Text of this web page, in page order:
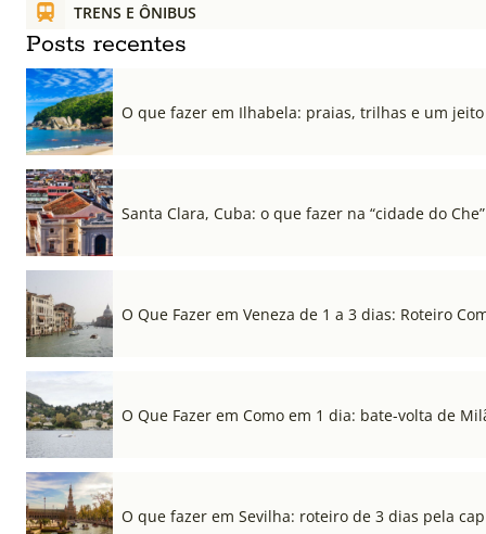
TRENS E ÔNIBUS
Posts recentes
O que fazer em Ilhabela: praias, trilhas e um
Santa Clara, Cuba: o que fazer na “cidade do Che”
O Que Fazer em Veneza de 1 a 3 dias: Roteiro
O Que Fazer em Como em 1 dia: bate-volta de
O que fazer em Sevilha: roteiro de 3 dias pela